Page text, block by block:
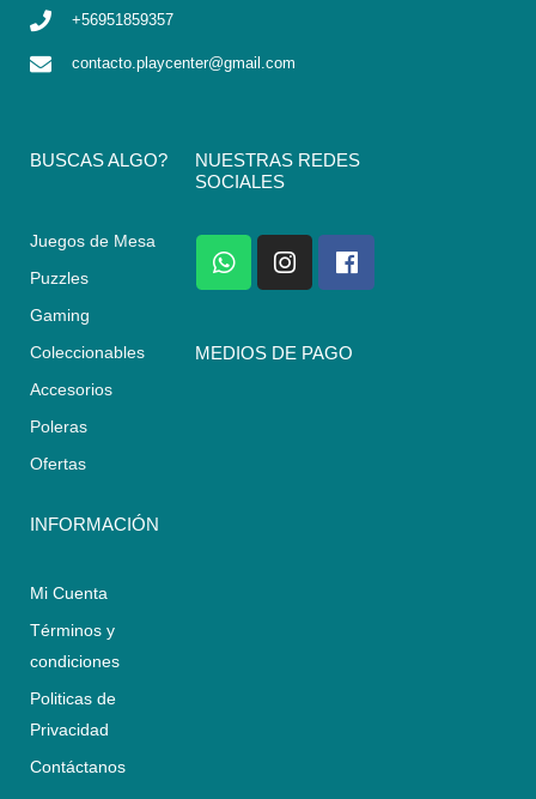
+56951859357
contacto.playcenter@gmail.com
BUSCAS ALGO?
Juegos de Mesa
Puzzles
Gaming
Coleccionables
Accesorios
Poleras
Ofertas
INFORMACIÓN
Mi Cuenta
Términos y
condiciones
Politicas de
Privacidad
Contáctanos
NUESTRAS REDES
SOCIALES
W
h
a
s
I
n
s
a
F
a
c
b
MEDIOS DE PAGO